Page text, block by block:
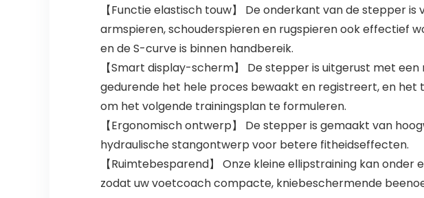
【Functie elastisch touw】 De onderkant van de stepper
armspieren, schouderspieren en rugspieren ook effectief
en de S-curve is binnen handbereik.
【Smart display-scherm】 De stepper is uitgerust met
gedurende het hele proces bewaakt en registreert, en het
om het volgende trainingsplan te formuleren.
【Ergonomisch ontwerp】 De stepper is gemaakt van
hydraulische stangontwerp voor betere fitheidseffecten.
【Ruimtebesparend】 Onze kleine ellipstraining kan
zodat uw voetcoach compacte, kniebeschermende